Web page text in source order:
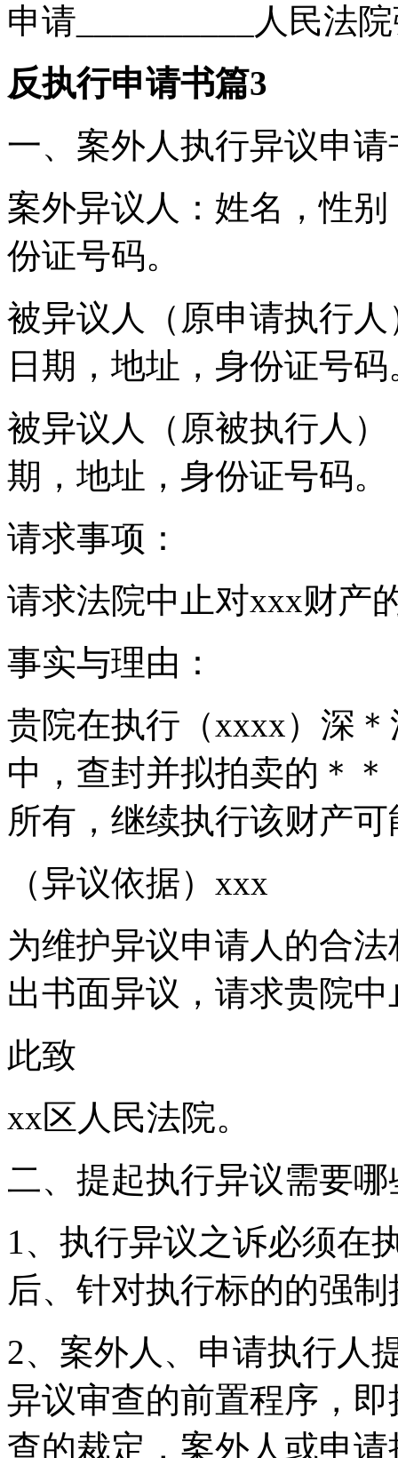
申请__________人民法
反执行申请书篇3
一、案外人执行异议申
案外异议人：姓名，性
份证号码。
被异议人（原申请执行
日期，地址，身份证号码
被异议人（原被执行人
期，地址，身份证号码。
请求事项：
请求法院中止对xxx财产
事实与理由：
贵院在执行（xxxx）深
中，查封并拟拍卖的＊
所有，继续执行该财产
（异议依据）xxx
为维护异议申请人的合
出书面异议，请求贵院
此致
xx区人民法院。
二、提起执行异议需要哪
1、执行异议之诉必须在
后、针对执行标的的强
2、案外人、申请执行人
异议审查的前置程序，
查的裁定，案外人或申